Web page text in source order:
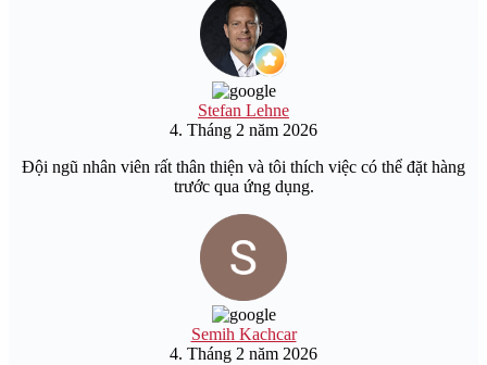
Stefan Lehne
4. Tháng 2 năm 2026
Đội ngũ nhân viên rất thân thiện và tôi thích việc có thể đặt hàng
trước qua ứng dụng.
Semih Kachcar
4. Tháng 2 năm 2026